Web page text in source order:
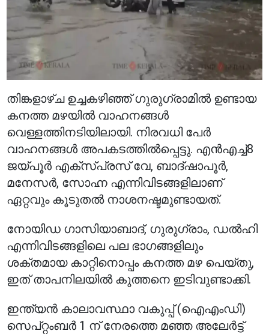
തിങ്കളാഴ്ച ഉച്ചകഴിഞ്ഞ് ഗുരുഗ്രാമിൽ ഉണ്ടായ
കനത്ത മഴയിൽ വാഹനങ്ങൾ
വെള്ളത്തിനടിയിലായി. നിരവധി പേർ
വാഹനങ്ങൾ അപകടത്തിൽപ്പെട്ടു. എൻഎച്ച്8
ജയ്പൂർ എക്സ്പ്രസ് വേ, ബാദ്ഷാപൂർ,
മനേസർ, സോഹ്ന എന്നിവിടങ്ങളിലാണ്
ഏറ്റവും കൂടുതൽ നാശനഷ്ടമുണ്ടായത്.
നോയിഡ ഗാസിയാബാദ്, ഗുരുഗ്രാം, ഡൽഹി
എന്നിവിടങ്ങളിലെ പല ഭാഗങ്ങളിലും
ശക്തമായ കാറ്റിനൊപ്പം കനത്ത മഴ പെയ്തു,
ഇത് താപനിലയിൽ കുത്തനെ ഇടിവുണ്ടാക്കി.
ഇന്ത്യൻ കാലാവസ്ഥാ വകുപ്പ് (ഐഎംഡി)
സെപ്റ്റംബർ 1 ന് നേരത്തെ മഞ്ഞ അലേർട്ട്